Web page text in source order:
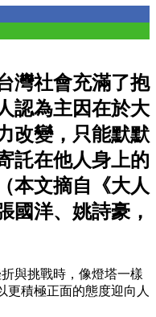
灣社會充滿了抱
認為主因在於大
改變，只能默默
託在他人身上的
本文摘自《大人
國洋、姚詩豪，
與挑戰時，像燈塔一樣
更積極正面的態度迎向人